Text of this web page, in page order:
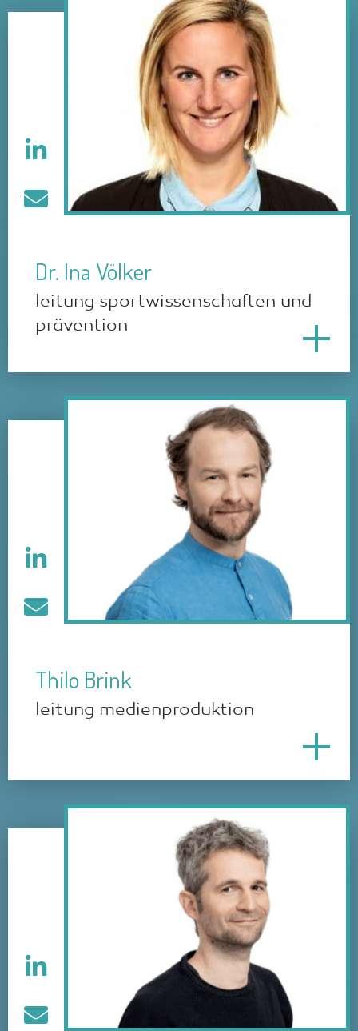
Dr. Ina Völker
leitung sportwissenschaften und
prävention
Thilo Brink
leitung medienproduktion